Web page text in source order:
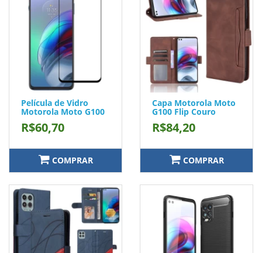
Película de Vidro
Motorola Moto G100
R$60,70
COMPRAR
Capa Motorola Moto
G100 Flip Couro
R$84,20
COMPRAR